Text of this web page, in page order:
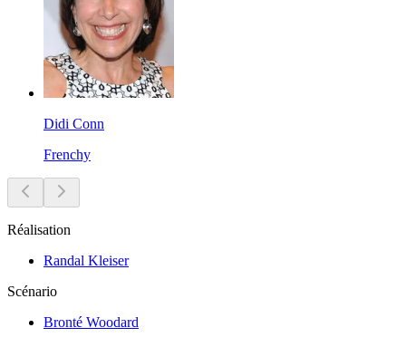
Didi Conn
Frenchy
Réalisation
Randal Kleiser
Scénario
Bronté Woodard